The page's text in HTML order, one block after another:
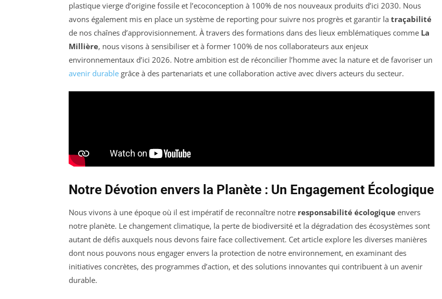
plastique vierge d’origine fossile et l’ecoconception à 100% de nos nouveaux produits d’ici 2030. Nous
avons également mis en place un système de reporting pour suivre nos progrès et garantir la traçabilité
de nos chaînes d’approvisionnement. À travers des formations dans des lieux emblématiques comme La
Millière, nous visons à sensibiliser et à former 100% de nos collaborateurs aux enjeux
environnementaux d’ici 2026. Notre ambition est de réconcilier l’homme avec la nature et de favoriser un
avenir durable grâce à des partenariats et une collaboration active avec divers acteurs du secteur.
Notre Dévotion envers la Planète : Un Engagement Écologique
Nous vivons à une époque où il est impératif de reconnaître notre responsabilité écologique envers
notre planète. Le changement climatique, la perte de biodiversité et la dégradation des écosystèmes sont
autant de défis auxquels nous devons faire face collectivement. Cet article explore les diverses manières
dont nous pouvons nous engager envers la protection de notre environnement, en examinant des
initiatives concrètes, des programmes d’action, et des solutions innovantes qui contribuent à un avenir
durable.